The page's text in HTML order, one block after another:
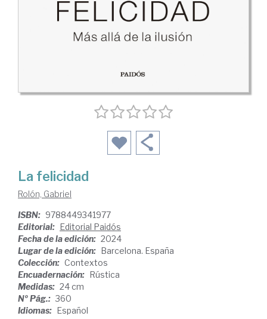
La felicidad
Rolón, Gabriel
ISBN: 9788449341977
Editorial: Editorial Paidós
Fecha de la edición: 2024
Lugar de la edición: Barcelona. España
Colección: Contextos
Encuadernación: Rústica
Medidas: 24 cm
Nº Pág.: 360
Idiomas: Español